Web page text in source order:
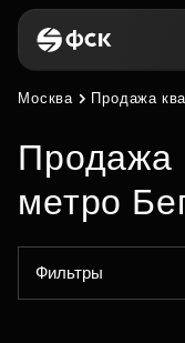
Москва Продажа
Продажа
метро
Фильтры